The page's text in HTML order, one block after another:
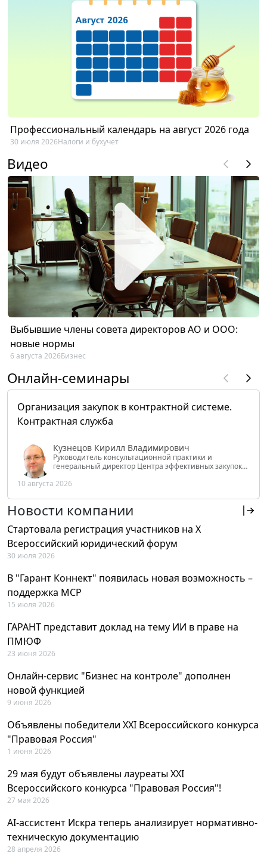
Профессиональный календарь на август 2026 года
30 июля 2026Налоги и бухучет
Видео
Выбывшие члены совета директоров АО и ООО:
новые нормы
6 августа 2026Бизнес
Онлайн-семинары
Организация закупок в контрактной системе.
Контрактная служба
Кузнецов Кирилл Владимирович
Руководитель консультационной практики и
генеральный директор Центра эффективных закупок
РФ
10 августа 2026
Новости компании
Стартовала регистрация участников на X
Всероссийский юридический форум
30 июля 2026
В "Гарант Коннект" появилась новая возможность –
поддержка MCP
15 июля 2026
ГАРАНТ представит доклад на тему ИИ в праве на
ПМЮФ
23 июня 2026
Онлайн-сервис "Бизнес на контроле" дополнен
новой функцией
9 июня 2026
Объявлены победители XXI Всероссийского конкурса
"Правовая Россия"
1 июня 2026
29 мая будут объявлены лауреаты XXI
Всероссийского конкурса "Правовая Россия"!
27 мая 2026
AI-ассистент Искра теперь анализирует нормативно-
техническую документацию
28 апреля 2026